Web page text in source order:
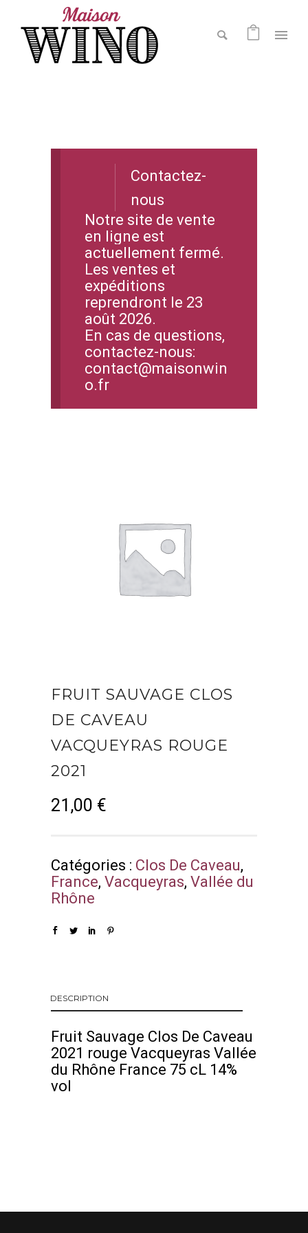
Contactez-
nous
Notre site de vente
en ligne est
actuellement fermé.
Les ventes et
expéditions
reprendront le 23
août 2026.
En cas de questions,
contactez-nous:
contact@maisonwin
o.fr
FRUIT SAUVAGE CLOS
DE CAVEAU
VACQUEYRAS ROUGE
2021
21,00 €
Catégories : Clos De Caveau,
France, Vacqueyras, Vallée du
Rhône
DESCRIPTION
Fruit Sauvage Clos De Caveau
2021 rouge Vacqueyras Vallée
du Rhône France 75 cL 14%
vol